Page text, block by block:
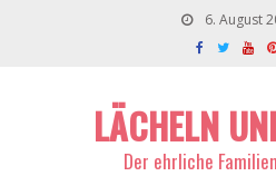
6. August
LÄCHELN
Der ehrliche